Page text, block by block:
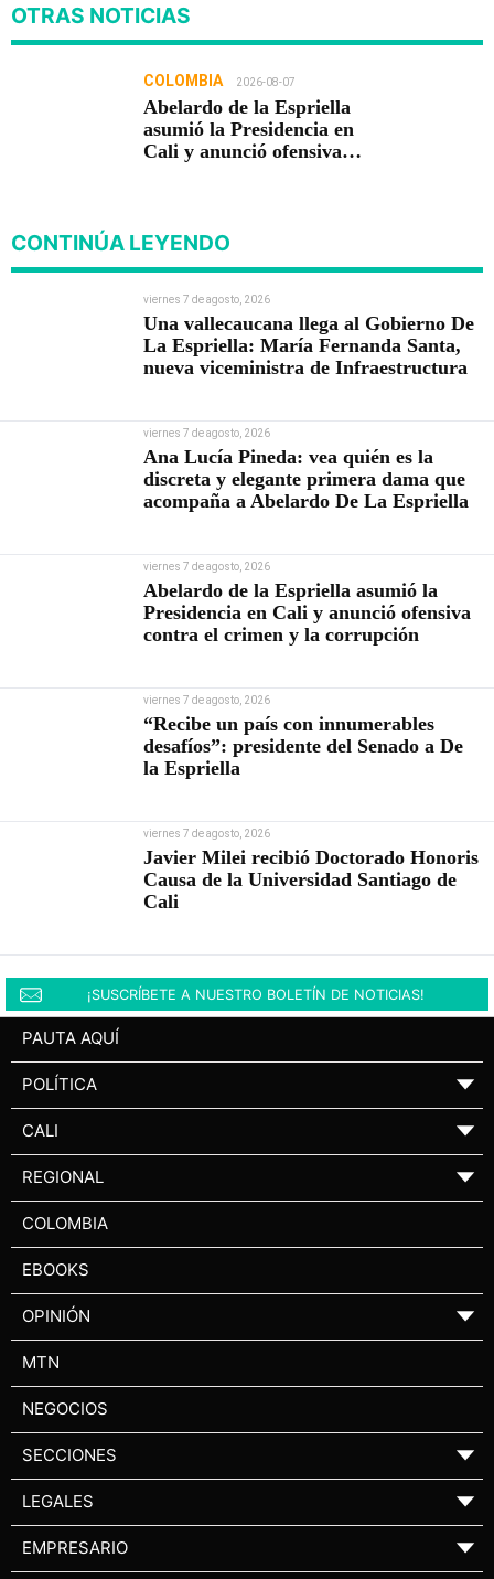
OTRAS NOTICIAS
COLOMBIA 2026-08-07
Abelardo de la Espriella
asumió la Presidencia en
Cali y anunció ofensiva
CONTINÚA LEYENDO
viernes 7 de agosto, 2026
Una vallecaucana llega al Gobierno De
La Espriella: María Fernanda Santa,
nueva viceministra de Infraestructura
viernes 7 de agosto, 2026
Ana Lucía Pineda: vea quién es la
discreta y elegante primera dama que
acompaña a Abelardo De La Espriella
viernes 7 de agosto, 2026
Abelardo de la Espriella asumió la
Presidencia en Cali y anunció ofensiva
contra el crimen y la corrupción
viernes 7 de agosto, 2026
“Recibe un país con innumerables
desafíos”: presidente del Senado a De
la Espriella
viernes 7 de agosto, 2026
Javier Milei recibió Doctorado Honoris
Causa de la Universidad Santiago de
Cali
¡SUSCRÍBETE A NUESTRO BOLETÍN DE NOTICIAS!
PAUTA AQUÍ
POLÍTICA ▼
CALI ▼
REGIONAL ▼
COLOMBIA
EBOOKS
OPINIÓN ▼
MTN
NEGOCIOS
SECCIONES ▼
LEGALES ▼
EMPRESARIO ▼